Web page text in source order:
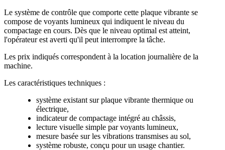
Le système de contrôle que comporte cette plaque vibrante se
compose de voyants lumineux qui indiquent le niveau du
compactage en cours. Dès que le niveau optimal est atteint,
l'opérateur est averti qu'il peut interrompre la tâche.
Les prix indiqués correspondent à la location journalière de la
machine.
Les caractéristiques techniques :
système existant sur plaque vibrante thermique ou
électrique,
indicateur de compactage intégré au châssis,
lecture visuelle simple par voyants lumineux,
mesure basée sur les vibrations transmises au sol,
système robuste, conçu pour un usage chantier.